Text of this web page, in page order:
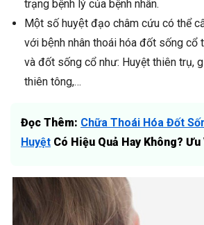
trạng bệnh lý của bệnh nhân.
Một số huyệt đạo châm cứu có thể
với bệnh nhân thoái hóa đốt sống cổ
và đốt sống cổ như: Huyệt thiên trụ,
thiên tông,…
Đọc Thêm: Chữa Thoái Hóa Đốt
Huyệt Có Hiệu Quả Hay Không?